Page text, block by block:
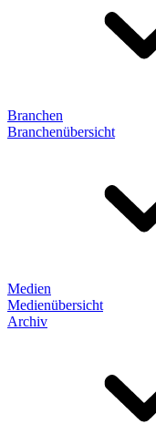
Branchen
Branchenübersicht
Medien
Medienübersicht
Archiv